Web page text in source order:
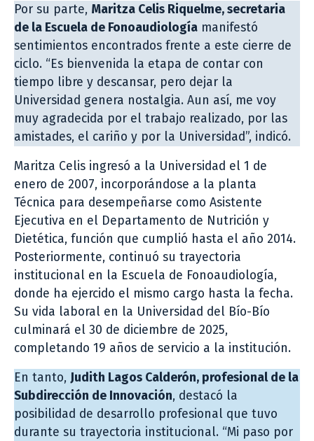
Por su parte, Maritza Celis Riquelme, secretaria
de la Escuela de Fonoaudiología manifestó
sentimientos encontrados frente a este cierre de
ciclo. “Es bienvenida la etapa de contar con
tiempo libre y descansar, pero dejar la
Universidad genera nostalgia. Aun así, me voy
muy agradecida por el trabajo realizado, por las
amistades, el cariño y por la Universidad”, indicó.
Maritza Celis ingresó a la Universidad el 1 de
enero de 2007, incorporándose a la planta
Técnica para desempeñarse como Asistente
Ejecutiva en el Departamento de Nutrición y
Dietética, función que cumplió hasta el año 2014.
Posteriormente, continuó su trayectoria
institucional en la Escuela de Fonoaudiología,
donde ha ejercido el mismo cargo hasta la fecha.
Su vida laboral en la Universidad del Bío-Bío
culminará el 30 de diciembre de 2025,
completando 19 años de servicio a la institución.
En tanto, Judith Lagos Calderón, profesional de la
Subdirección de Innovación, destacó la
posibilidad de desarrollo profesional que tuvo
durante su trayectoria institucional. “Mi paso por